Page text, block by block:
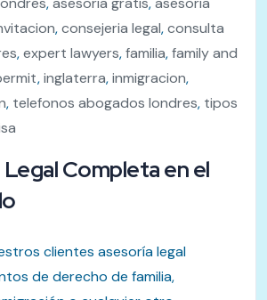
,consejeria legal,consulta
,expert lawyers,familia,family and
,inglaterra,inmigracion,
, telefonos abogados londres, tipos
Completa en el
clientes asesoría legal
de derecho de familia,